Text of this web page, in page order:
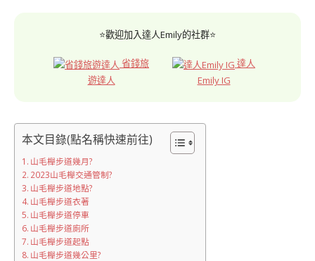
⭐歡迎加入達人Emily的社群⭐
省錢旅
遊達人
達人
Emily IG
本文目錄(點名稱快速前往)
山毛櫸步道幾月?
2023山毛櫸交通管制?
山毛櫸步道地點?
山毛櫸步道衣著
山毛櫸步道停車
山毛櫸步道廁所
山毛櫸步道起點
山毛櫸步道幾公里?